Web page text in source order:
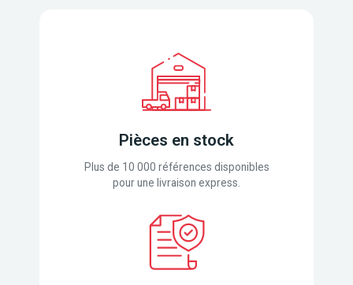
Pièces en stock
Plus de 10 000 références disponibles
pour une livraison express.